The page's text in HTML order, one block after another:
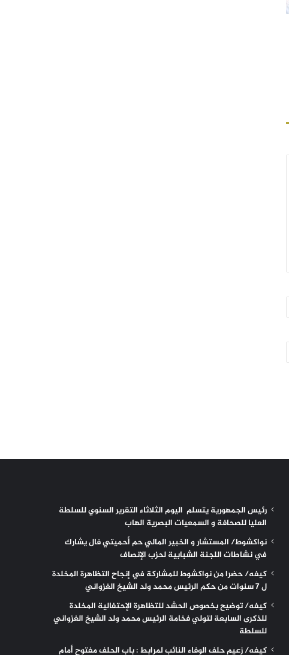
رئيس الجمهورية يتسلم اليوم الثلاثاء التقرير السنوي للسلطة
العليا للصحافة و السمعيات البصرية الهاب
نواكشوط/ المستشار و الخبير المالي حم أحميتي فال يشارك
في نشاطات اللجنة الشبابية لحزب الإنصاف
كيفه/ حضرا من نواكشوط للمشاركة في إنجاح التظاهرة المخلدة
ل 7 سنوات من حكم الرئيس محمد ولد الشيخ الغزواني
كيفه/ توضيح بخصوص الحشد للتظاهرة الإحتفالية المخلدة
للذكرى السابعة لتولي فخامة الرئيس محمد ولد الشيخ الغزواني
للسلطة
كيفه/ زعيم حلف الوفاء النائب لمرابط : باب الحلف مفتوح أمام